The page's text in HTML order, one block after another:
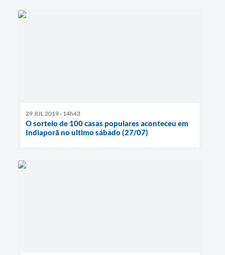
29 JUL 2019 - 14h43
O sorteio de 100 casas populares aconteceu em
Indiaporã no ultimo sábado (27/07)